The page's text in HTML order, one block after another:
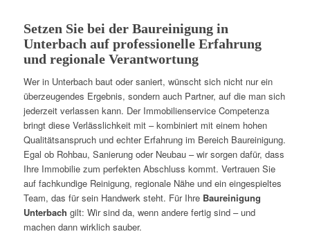
Setzen Sie bei der Baureinigung in
Unterbach auf professionelle Erfahrung
und regionale Verantwortung
Wer in Unterbach baut oder saniert, wünscht sich nicht nur ein
überzeugendes Ergebnis, sondern auch Partner, auf die man sich
jederzeit verlassen kann. Der Immobilienservice Competenza
bringt diese Verlässlichkeit mit – kombiniert mit einem hohen
Qualitätsanspruch und echter Erfahrung im Bereich Baureinigung.
Egal ob Rohbau, Sanierung oder Neubau – wir sorgen dafür, dass
Ihre Immobilie zum perfekten Abschluss kommt. Vertrauen Sie
auf fachkundige Reinigung, regionale Nähe und ein eingespieltes
Team, das für sein Handwerk steht. Für Ihre Baureinigung
Unterbach gilt: Wir sind da, wenn andere fertig sind – und
machen dann wirklich sauber.